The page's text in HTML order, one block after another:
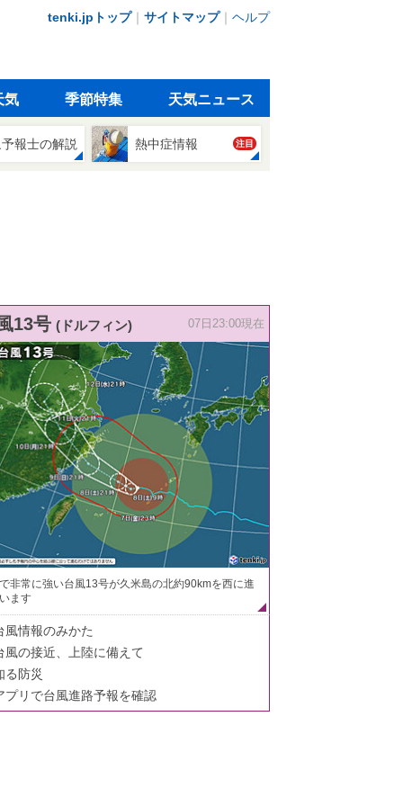
tenki.jpトップ｜ サイトマップ｜ ヘルプ
気 季節特集 天気ニュース
報士の解説 熱中症情報 注目
13号 (ドルフィン) 07日23:00現在
非常に強い台風13号が久米島の北約90kmを西に進
ます
風情報のみかた
風の接近、上陸に備えて
る防災
プリで台風進路予報を確認